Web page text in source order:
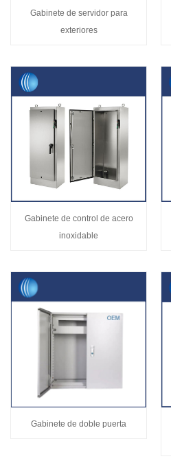
Gabinete de servidor para
exteriores
Gabinete de control de acero
inoxidable
Gabinete de doble puerta